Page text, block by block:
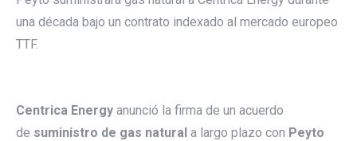
una década bajo un contrato indexado al mercado europeo
TTF.
Centrica Energy anunció la firma de un acuerdo
de suministro de gas natural a largo plazo con Peyto